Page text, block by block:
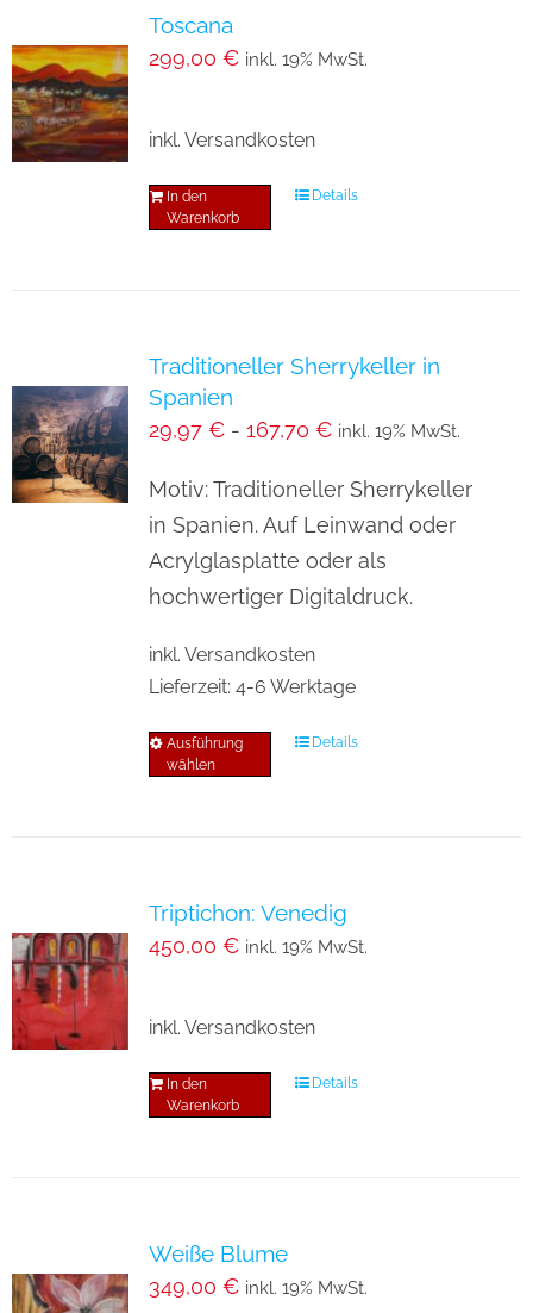
Toscana
299,00 € inkl. 19% MwSt.
inkl. Versandkosten
In den
Warenkorb
Details
Traditioneller Sherrykeller in
Spanien
29,97 €- 167,70 € inkl. 19% MwSt.
Motiv: Traditioneller Sherrykeller
in Spanien. Auf Leinwand oder
Acrylglasplatte oder als
hochwertiger Digitaldruck.
inkl. Versandkosten
Lieferzeit: 4-6 Werktage
Ausführung
wählen
Dieses
auf.
Die
können
Details
Triptichon: Venedig
450,00 € inkl. 19% MwSt.
inkl. Versandkosten
In den
Warenkorb
Details
Weiße Blume
349,00 € inkl. 19% MwSt.